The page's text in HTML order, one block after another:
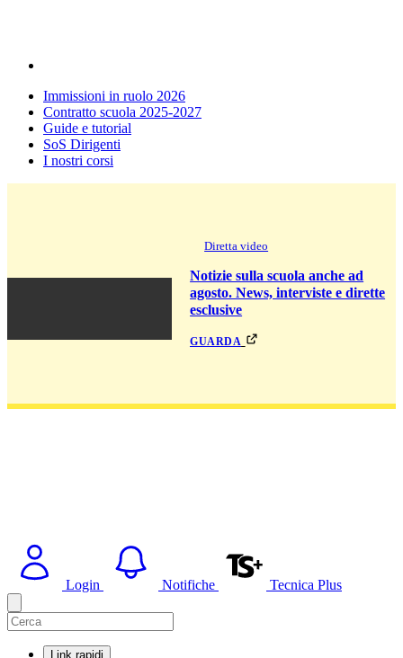
Immissioni in ruolo 2026
Contratto scuola 2025-2027
Guide e tutorial
SoS Dirigenti
I nostri corsi
Diretta video
Notizie sulla scuola anche ad
agosto. News, interviste e dirette
esclusive
guarda
Login Notifiche Tecnica Plus
Link rapidi